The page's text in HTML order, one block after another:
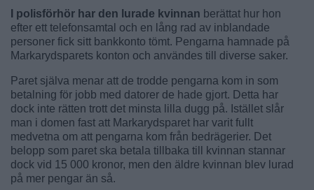
I polisförhör har den lurade kvinnan berättat hur hon
efter ett telefonsamtal och en lång rad av inblandade
personer fick sitt bankkonto tömt. Pengarna hamnade på
Markarydsparets konton och användes till diverse saker.
Paret själva menar att de trodde pengarna kom in som
betalning för jobb med datorer de hade gjort. Detta har
dock inte rätten trott det minsta lilla dugg på. Istället slår
man i domen fast att Markarydsparet har varit fullt
medvetna om att pengarna kom från bedrägerier. Det
belopp som paret ska betala tillbaka till kvinnan stannar
dock vid 15 000 kronor, men den äldre kvinnan blev lurad
på mer pengar än så.